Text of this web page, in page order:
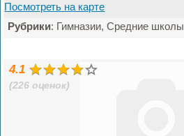
Посмотреть на карте
Рубрики: Гимназии, Средние школы
4.1
(226 оценок)